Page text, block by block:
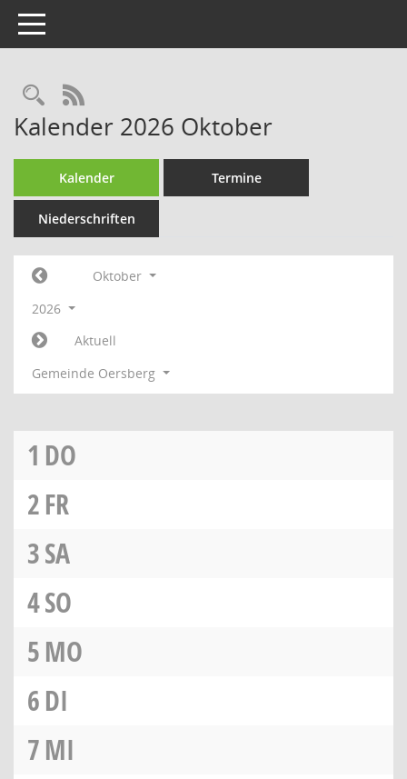
Toggle navigation
Rechercheauswahl
RSS-Feed
Kalender 2026 Oktober
Kalender Termine
Niederschriften
Oktober
2026
Aktuell
Gemeinde Oersberg
1 DO
2FR
3SA
4SO
5MO
6DI
7MI